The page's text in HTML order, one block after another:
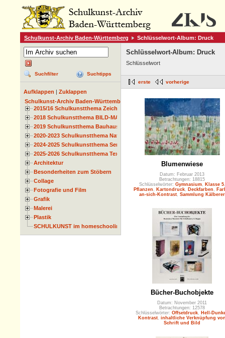
Schulkunst-Archiv Baden-Württemberg Schlüsselwort-Album: Druck
Suchfilter Suchtipps
Aufklappen
Zuklappen
Schulkunst-Archiv Baden-Württemberg
2015/16 Schulkunstthema Zeichnen
2018 Schulkunstthema BILD-MATERIAL-OBJEKT
2019 Schulkunstthema Bauhaus
2020-2023 Schulkunstthema Natur und Zeit
2024-2025 Schulkunstthema Serie
2025-2026 Schulkunstthema Textil
Architektur
Besonderheiten zum Stöbern
Collage
Fotografie und Film
Grafik
Malerei
Plastik
SCHULKUNST im homeschooling
Schlüsselwort-Album: Druck
Schlüsselwort
erste vorherige
Blumenwiese
Datum: Februar 2013
Betrachtungen: 18815
Schlüsselwörter: Gymnasium, Klasse 5,
Pflanzen
Kartondruck, Deckfarben
an-sich-Kontrast Sammlung Kälberer
Bücher-Buchobjekte
Datum: November 2011
Betrachtungen: 12578
Schlüsselwörter: Offsetdruck,
Hell-
Kontrast inhaltliche Verknüpfung
Schrift und Bild